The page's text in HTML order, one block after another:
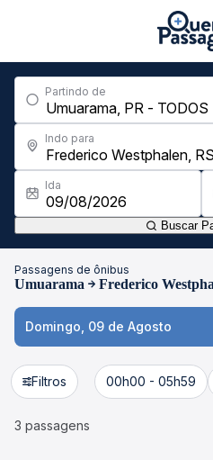
Partindo de
Indo para
Ida
Buscar
Passagens de ônibus
Umuarama Frederico
Domingo, 09 de Agosto
Filtros 00h00 - 05h59
3 passagens